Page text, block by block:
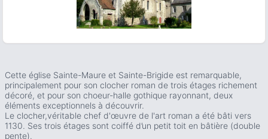
Cette église Sainte-Maure et Sainte-Brigide est remarquable,
principalement pour son clocher roman de trois étages richement
décoré, et pour son choeur-halle gothique rayonnant, deux
éléments exceptionnels à découvrir.
Le clocher,véritable chef d'œuvre de l'art roman a été bâti vers
1130. Ses trois étages sont coiffé d’un petit toit en bâtière (double
pente).